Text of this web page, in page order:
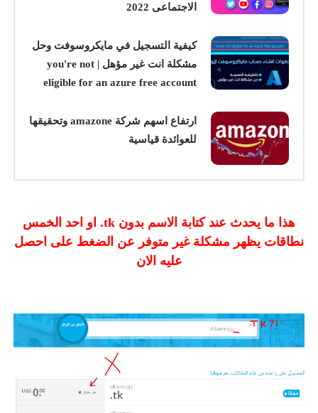
الاجتماعى 2022
كيفية التسجيل في مايكروسوفت وحل
مشكلة انت غير مؤهل | you're not
eligible for an azure free account
ارتفاع اسهم شركة amazone وتحقيقها
للعوائدة قياسية
هذا ما يحدث عند كتابة الاسم بدون tk. او احد الخمس
نطاقات يظهر مشكلة غير متوفر عن الضغط على احصل
عليه الان